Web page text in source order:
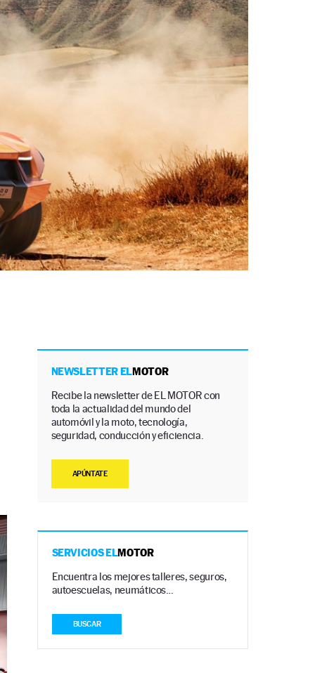
NEWSLETTER ELMOTOR
Recibe la newsletter de EL MOTOR con
toda la actualidad del mundo del
automóvil y la moto, tecnología,
seguridad, conducción y eficiencia.
APÚNTATE
SERVICIOS ELMOTOR
Encuentra los mejores talleres, seguros,
autoescuelas, neumáticos…
BUSCAR